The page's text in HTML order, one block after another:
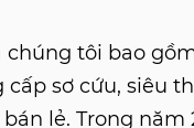
chúng tôi bao
cấp sơ cứu, siêu
lẻ. Trong năm